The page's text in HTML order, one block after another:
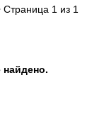
Страница 1из 1